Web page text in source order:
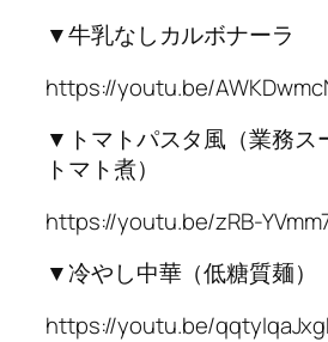
▼牛乳なしカルボナーラ
https://youtu.be/
▼トマトパスタ風（業務ス
トマト煮）
https://youtu.be/zRB-
▼冷やし中華（低糖質麺）
https://youtu.be/